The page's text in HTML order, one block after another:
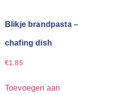
Blikje brandpasta –
chafing dish
€1.85
Toevoegen aan